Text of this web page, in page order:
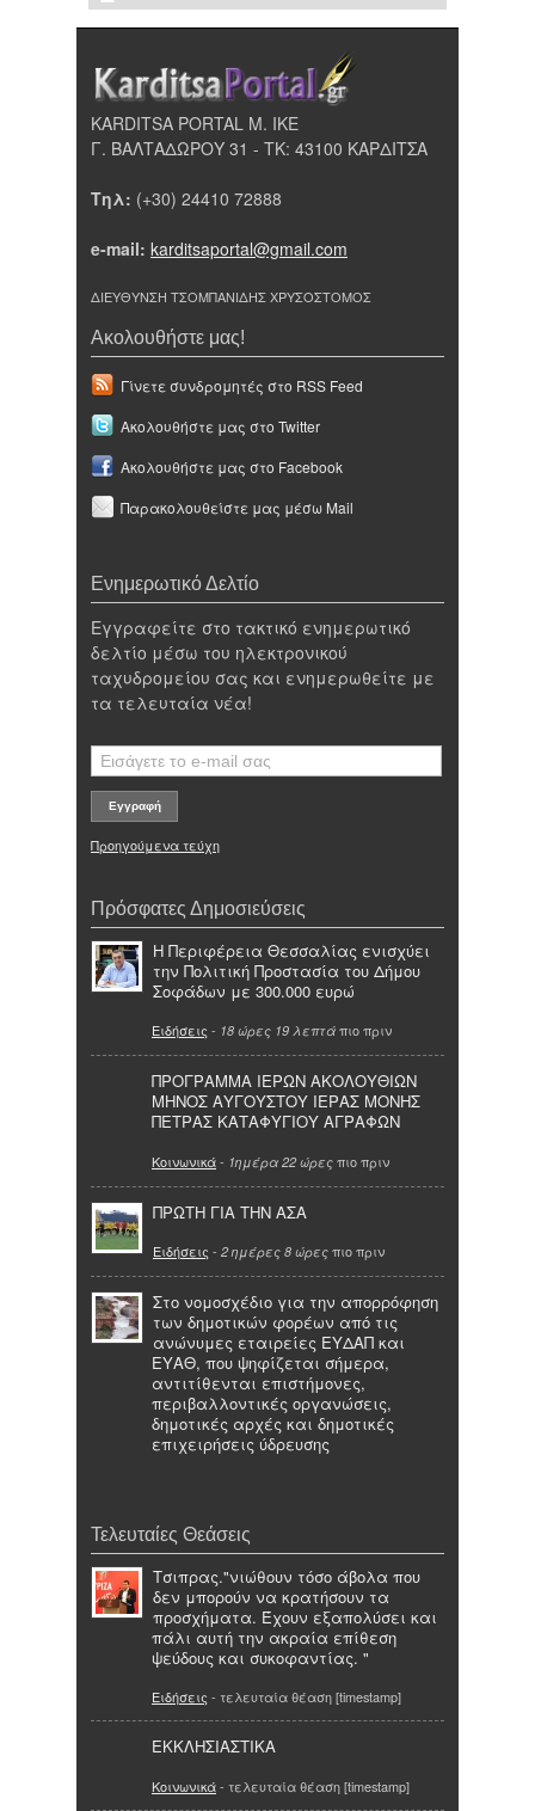
KARDITSA PORTAL Μ. ΙΚΕ
Γ. ΒΑΛΤΑΔΩΡΟΥ 31 - ΤΚ: 43100 ΚΑΡΔΙΤΣΑ
Τηλ: (+30) 24410 72888
e-mail: karditsaportal@gmail.com
ΔΙΕΥΘΥΝΣΗ ΤΣΟΜΠΑΝΙΔΗΣ ΧΡΥΣΟΣΤΟΜΟΣ
Ακολουθήστε μας!
Γίνετε συνδρομητές στο RSS Feed
Ακολουθήστε μας στο Twitter
Ακολουθήστε μας στο Facebook
Παρακολουθείστε μας μέσω Mail
Ενημερωτικό Δελτίο
Εγγραφείτε στο τακτικό ενημερωτικό
δελτίο μέσω του ηλεκτρονικού
ταχυδρομείου σας και ενημερωθείτε με
τα τελευταία νέα!
Προηγούμενα τεύχη
Πρόσφατες Δημοσιεύσεις
Η Περιφέρεια Θεσσαλίας ενισχύει
την Πολιτική Προστασία του Δήμου
Σοφάδων με 300.000 ευρώ
Ειδήσεις - 18 ώρες 19 λεπτά πιο πριν
ΠΡΟΓΡΑΜΜΑ ΙΕΡΩΝ ΑΚΟΛΟΥΘΙΩΝ
ΜΗΝΟΣ ΑΥΓΟΥΣΤΟΥ ΙΕΡΑΣ ΜΟΝΗΣ
ΠΕΤΡΑΣ ΚΑΤΑΦΥΓΙΟΥ ΑΓΡΑΦΩΝ
Κοινωνικά- 1ημέρα 22 ώρες πιο πριν
ΠΡΩΤΗ ΓΙΑ ΤΗΝ ΑΣΑ
Ειδήσεις - 2 ημέρες 8 ώρες πιο πριν
Στο νομοσχέδιο για την απορρόφηση
των δημοτικών φορέων από τις
ανώνυμες εταιρείες ΕΥΔΑΠ και
ΕΥΑΘ, που ψηφίζεται σήμερα,
αντιτίθενται επιστήμονες,
περιβαλλοντικές οργανώσεις,
δημοτικές αρχές και δημοτικές
επιχειρήσεις ύδρευσης
Τελευταίες Θεάσεις
Τσιπρας."νιώθουν τόσο άβολα που
δεν μπορούν να κρατήσουν τα
προσχήματα. Έχουν εξαπολύσει και
πάλι αυτή την ακραία επίθεση
ψεύδους και συκοφαντίας. "
Ειδήσεις - τελευταία θέαση [timestamp]
ΕΚΚΛΗΣΙΑΣΤΙΚΑ
Κοινωνικά- τελευταία θέαση [timestamp]